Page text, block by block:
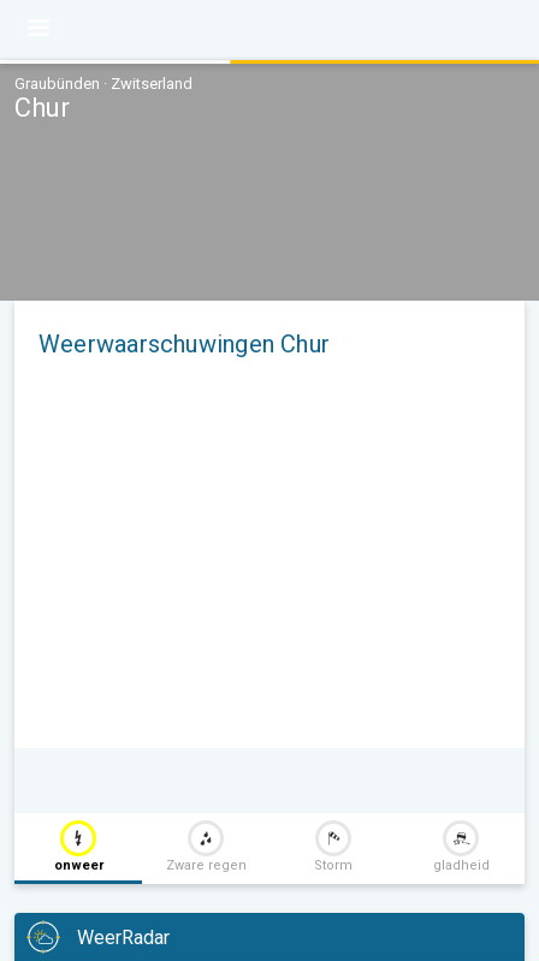
Graubünden · Zwitserland
Chur
Weerwaarschuwingen Chur
onweer Zware regen Storm gladheid
WeerRadar